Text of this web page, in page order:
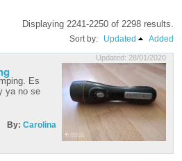
Displaying 2241-2250 of 2298 results.
Sort by: Updated
Added
Updated: 28/01/2020
Es
ya no se
By: Carolina